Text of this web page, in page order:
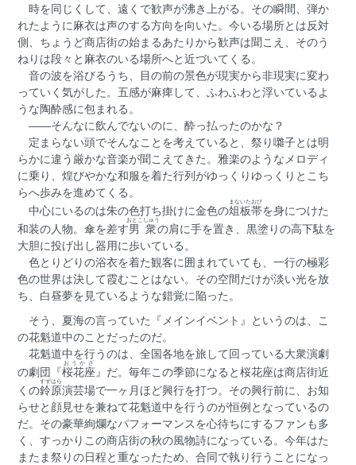
時を同じくして、遠くで歓声が沸き上がる。その瞬間、弾か
れたように麻衣は声のする方向を向いた。今いる場所とは反対
側、ちょうど商店街の始まるあたりから歓声は聞こえ、そのう
ねりは段々と麻衣のいる場所へと近づいてくる。
音の波を浴びるうち、目の前の景色が現実から非現実に変わ
っていく気がした。五感が麻痺して、ふわふわと浮いているよ
うな陶酔感に包まれる。
――そんなに飲んでないのに、酔っ払ったのかな？
定まらない頭でそんなことを考えていると、祭り囃子とは明
らかに違う厳かな音楽が聞こえてきた。雅楽のようなメロディ
に乗り、煌びやかな和服を着た行列がゆっくりゆっくりとこち
らへ歩みを進めてくる。
中心にいるのは朱の色打ち掛けに金色の俎板帯
まないたおび
を身につけた
和装の人物。傘を差す男
おとこ
衆
しゅう
の肩に手を置き、黒塗りの高下駄を
大胆に投げ出し器用に歩いている。
色とりどりの浴衣を着た観客に囲まれていても、一行の極彩
色の世界は決して霞むことはない。その空間だけが淡い光を放
ち、白昼夢を見ているような錯覚に陥った。
そう、夏海の言っていた『メインイベント』というのは、こ
の花魁道中のことだったのだ。
花魁道中を行うのは、全国各地を旅して回っている大衆演劇
の劇団『桜花座
おうかざ
』だ。毎年この季節になると桜花座は商店街近
くの鈴
すず
原
はら
演芸場で一ヶ月ほど興行を打つ。その興行前に、お知
らせと顔見せを兼ねて花魁道中を行うのが恒例となっているの
だ。その豪華絢爛なパフォーマンスを心待ちにするファンも多
く、すっかりこの商店街の秋の風物詩になっている。今年はた
またま祭りの日程と重なったため、合同で執り行うことになっ